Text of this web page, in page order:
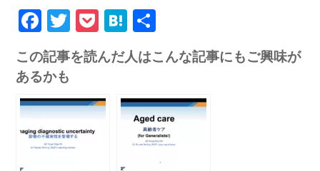
Facebook
Twitter
PocketHatena
この記事を読んだ人はこんな記事にもご興味が
あるかも